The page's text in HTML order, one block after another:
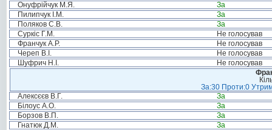
Онуфрійчук М.Я.
За
Пилипчук І.М.
За
Поляков С.В.
За
Суркіс Г.М.
Не голосував
Франчук А.Р.
Не голосував
Череп В.І.
Не голосував
Шуфрич Н.І.
Не голосував
За:30 Проти:0
Алексєєв В.Г.
За
Білоус А.О.
За
Борзов В.П.
За
Гнатюк Д.М.
За